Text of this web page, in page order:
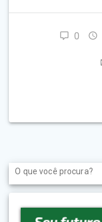
0
Search
for: